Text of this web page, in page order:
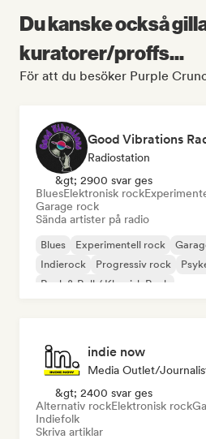
Du kanske också
kuratorer/proffs...
För att du besöker Purple
Good Vibrations
Radiostation
&gt; 2900 svar ges
BluesElektronisk rock
Garage rock
Sända artister på radio
Blues Experimentell rock
Indierock
Progressiv rock
Rock & Roll / Klassisk Rock
indie now
Media Outlet/
&gt; 2400 svar ges
Alternativ rockElektronisk rock
Indiefolk
Skriva artiklar